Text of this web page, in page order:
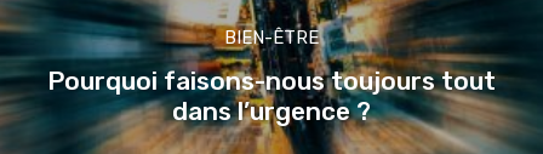
BIEN-ÊTRE
Pourquoi faisons-nous toujours tout
dans l’urgence ?